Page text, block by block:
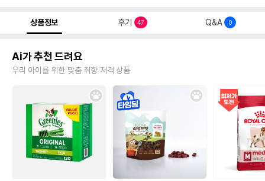
상품정보 후기 47 Q&A 0
Ai가 추천 드려요
우리 아이를 위한 맞춤 취향 저격 상품